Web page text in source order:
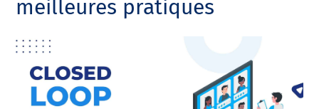
meilleures pratiques